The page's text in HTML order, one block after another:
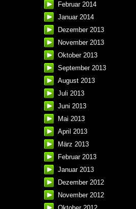
Februar 2014
Januar 2014
Dezember 2013
November 2013
Oktober 2013
September 2013
August 2013
Juli 2013
Juni 2013
Mai 2013
April 2013
März 2013
Februar 2013
Januar 2013
Dezember 2012
November 2012